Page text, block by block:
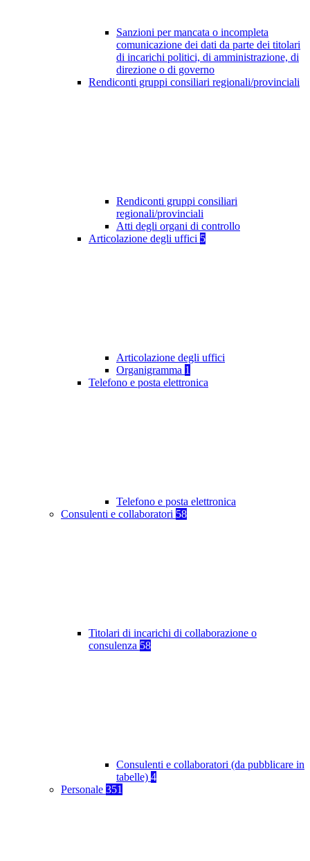
Sanzioni per mancata o incompleta
comunicazione dei dati da parte dei titolari
di incarichi politici, di amministrazione, di
direzione o di governo
Rendiconti gruppi consiliari regionali/provinciali
Rendiconti gruppi consiliari
regionali/provinciali
Atti degli organi di controllo
Articolazione degli uffici 5
Articolazione degli uffici
Organigramma 1
Telefono e posta elettronica
Telefono e posta elettronica
Consulenti e collaboratori 58
Titolari di incarichi di collaborazione o
consulenza 58
Consulenti e collaboratori (da pubblicare in
tabelle) 4
Personale 351